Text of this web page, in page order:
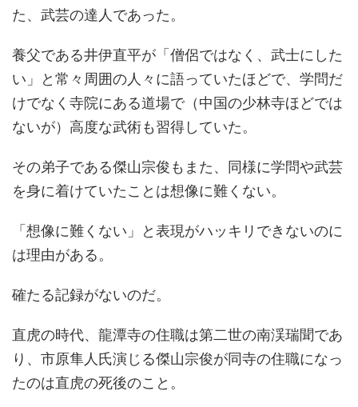
た、武芸の達人であった。
養父である井伊直平が「僧侶ではなく、武士にした
い」と常々周囲の人々に語っていたほどで、学問だ
けでなく寺院にある道場で（中国の少林寺ほどでは
ないが）高度な武術も習得していた。
その弟子である傑山宗俊もまた、同様に学問や武芸
を身に着けていたことは想像に難くない。
「想像に難くない」と表現がハッキリできないのに
は理由がある。
確たる記録がないのだ。
直虎の時代、龍潭寺の住職は第二世の南渓瑞聞であ
り、市原隼人氏演じる傑山宗俊が同寺の住職になっ
たのは直虎の死後のこと。